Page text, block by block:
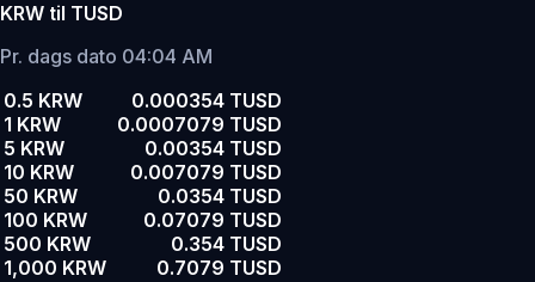
KRW til TUSD
Pr. dags dato 04:04 AM
0.5 KRW
0.000354 TUSD
1 KRW
0.0007079 TUSD
5 KRW
0.00354 TUSD
10 KRW
0.007079 TUSD
50 KRW
0.0354 TUSD
100 KRW
0.07079 TUSD
500 KRW
0.354 TUSD
1,000 KRW
0.7079 TUSD